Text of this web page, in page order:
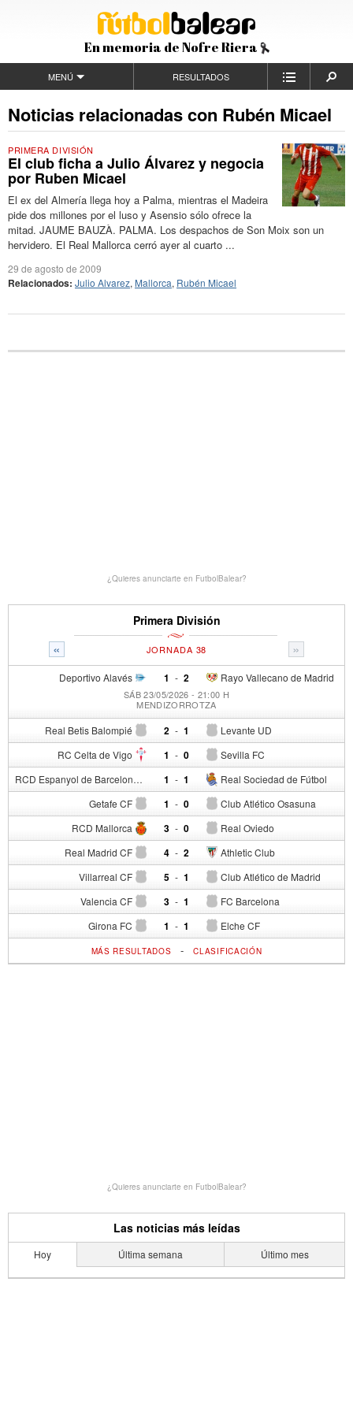
En memoria de Nofre Riera
MENÚ RESULTADOS
Noticias relacionadas con Rubén Micael
PRIMERA DIVISIÓN
El club ficha a Julio Álvarez y negocia
por Ruben Micael
El ex del Almería llega hoy a Palma, mientras el Madeira
pide dos millones por el luso y Asensio sólo ofrece la
mitad. JAUME BAUZÀ. PALMA. Los despachos de Son Moix son un
hervidero. El Real Mallorca cerró ayer al cuarto ...
29 de agosto de 2009
Relacionados: Julio Alvarez, Mallorca, Rubén Micael
¿Quieres anunciarte en FutbolBalear?
Primera División
« »
JORNADA 38
Deportivo Alavés 1 - Rayo Vallecano de Madrid
2
SÁB 23/05/2026 - 21:00 H
MENDIZORROTZA
Real Betis Balompié 2 - Levante UD
1
RC Celta de Vigo 1 - Sevilla FC
0
RCD Espanyol de Barcelona 1 - Real Sociedad de Fútbol
1
Getafe CF 1 - Club Atlético Osasuna
0
RCD Mallorca 3 - Real Oviedo
0
Real Madrid CF 4 - Athletic Club
2
Villarreal CF 5 - Club Atlético de Madrid
1
Valencia CF 3 - FC Barcelona
1
Girona FC 1 - Elche CF
1
MÁS RESULTADOS -CLASIFICACIÓN
¿Quieres anunciarte en FutbolBalear?
Las noticias más leídas
Hoy Última semana Último mes